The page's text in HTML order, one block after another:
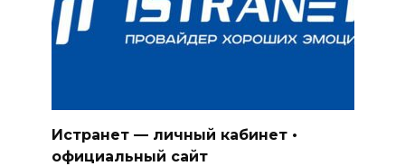
Истранет — личный кабинет •
официальный сайт